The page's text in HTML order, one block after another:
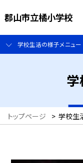
郡山市立橘小学校
学校生活の様子メニュー
トップページ > 学校生